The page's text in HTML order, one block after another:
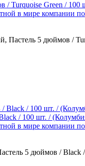
/ Turquoise Green / 100
в мире компании
Пастель 5 дюймов /
/ 100 шт. /
в мире компании
5 дюймов / Black